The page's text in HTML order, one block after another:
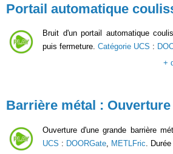
Portail automatique
Bruit d'un portail automatique
puis fermeture. Catégorie UCS :
+
Barrière métal : Ouverture
Ouverture d'une grande barrière
UCS : DOORGate METLFric .